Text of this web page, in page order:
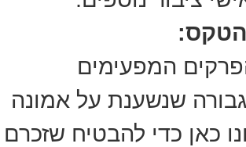
הטקס:
המפעימים
גבורה שנשענת על אמונה
כאן כדי להבטיח שזכרם